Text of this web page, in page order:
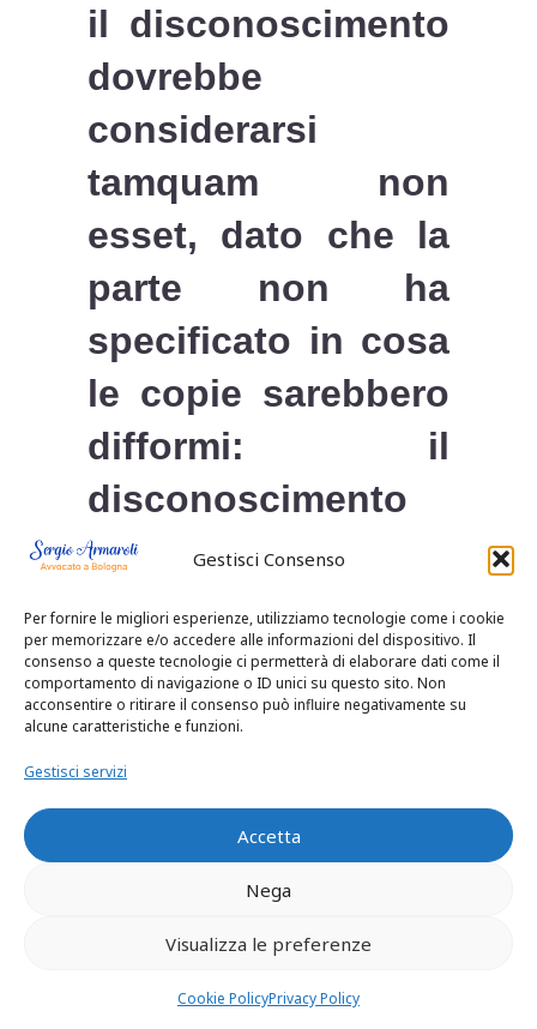
Gestisci Consenso
Per fornire le migliori esperienze, utilizziamo tecnologie come i cookie
per memorizzare e/o accedere alle informazioni del dispositivo. Il
consenso a queste tecnologie ci permetterà di elaborare dati come il
comportamento di navigazione o ID unici su questo sito. Non
acconsentire o ritirare il consenso può influire negativamente su
alcune caratteristiche e funzioni.
Gestisci servizi
Accetta
Nega
Visualizza le preferenze
Cookie PolicyPrivacy Policy
il disconoscimento
dovrebbe
considerarsi
tamquam non
esset, dato che la
parte non ha
specificato in cosa
le copie sarebbero
difformi: il
disconoscimento
ex
art. 2719
deve infatti essere
specifico e
circostanziato
(cfr.
29993/2017). In
ogni caso,